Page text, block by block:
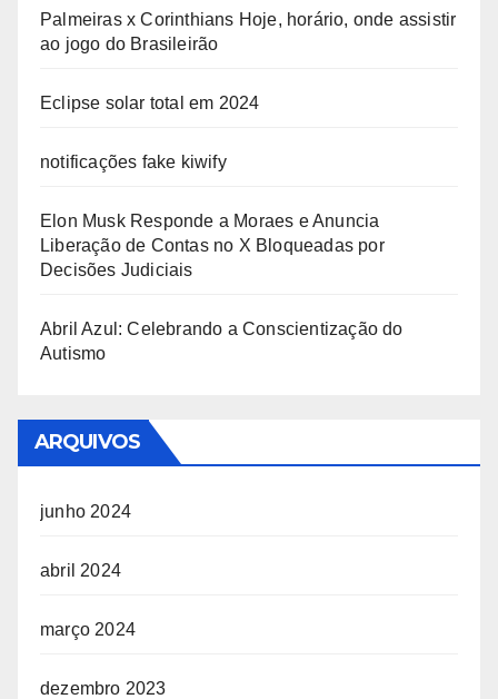
Palmeiras x Corinthians Hoje, horário, onde assistir
ao jogo do Brasileirão
Eclipse solar total em 2024
notificações fake kiwify
Elon Musk Responde a Moraes e Anuncia
Liberação de Contas no X Bloqueadas por
Decisões Judiciais
Abril Azul: Celebrando a Conscientização do
Autismo
ARQUIVOS
junho 2024
abril 2024
março 2024
dezembro 2023